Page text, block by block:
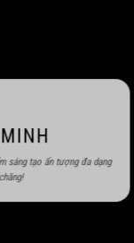
sáng tạo ấn tượng đa dạng